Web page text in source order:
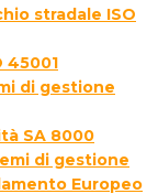
stradale ISO
45001
di gestione
SA 8000
di gestione
Europeo